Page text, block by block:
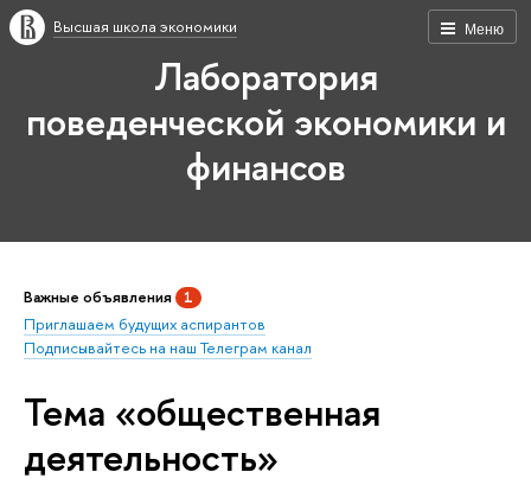
Меню
Высшая школа экономики
Лаборатория
поведенческой экономики и
финансов
Важные объявления 1
Приглашаем будущих аспирантов
Подписывайтесь на наш Телеграм канал
Тема «общественная
деятельность»